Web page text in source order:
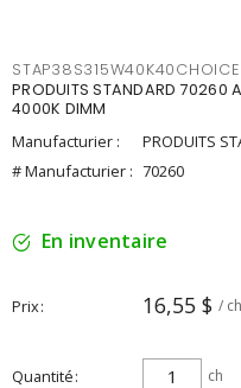
STAP38S315W40K40CHOICE
PRODUITS STANDARD 70260
4000K DIMM
Manufacturier :
PRODUITS
# Manufacturier : 70260
En inventaire
Prix 16,55 $ / ch
Quantité ch